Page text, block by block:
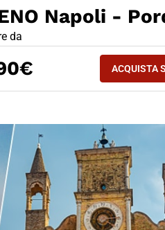
Napoli -
BIGLIETTO TRENO
da
ACQUISTA